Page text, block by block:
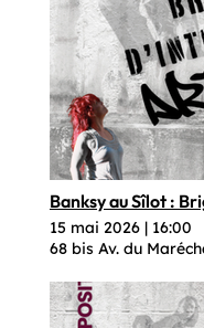
Banksy au Sîlot :
15 mai 2026| 16:00
68 bis Av. du